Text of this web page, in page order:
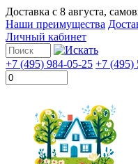
Доставка с 8 августа,
Наши преимущества
Личный кабинет
+7 (495) 984-05-25 +7 (495)